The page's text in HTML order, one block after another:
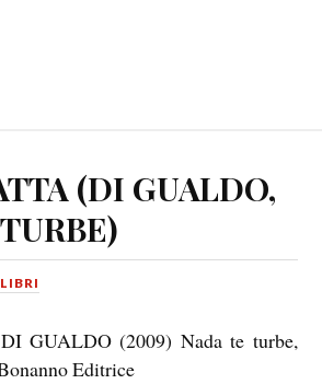
(DI GUALDO,
LIBRI
GUALDO (2009) Nada te turbe,
Editrice